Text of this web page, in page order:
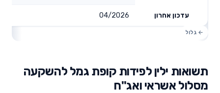
עדכון אחרון 04/2026
תשואות ילין לפידות קופת גמל להשקעה
מסלול אשראי ואג"ח